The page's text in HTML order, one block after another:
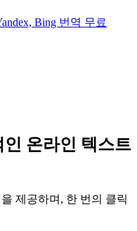
Bing 번역 무료
온라인 텍스트
제공하며, 한 번의 클릭